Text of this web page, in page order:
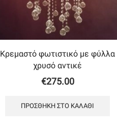
Κρεμαστό φωτιστικό με φύλλα
χρυσό αντικέ
€275.00
ΠΡΟΣΘΉΚΗ ΣΤΟ ΚΑΛΆΘΙ